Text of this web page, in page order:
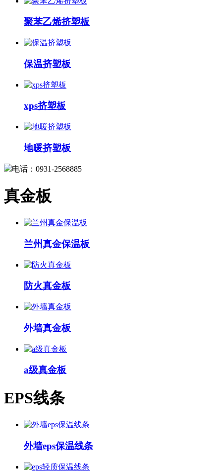
聚苯乙烯挤塑板
保温挤塑板
xps挤塑板
地暖挤塑板
电话：0931-2568885
真金板
兰州真金保温板
防火真金板
外墙真金板
a级真金板
EPS线条
外墙eps保温线条